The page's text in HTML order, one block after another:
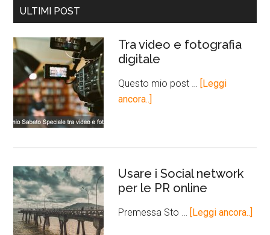
ULTIMI POST
Tra video e fotografia
digitale
Questo mio post …
[Leggi
ancora..]
Usare i Social network
per le PR online
Premessa Sto … [Leggi ancora..]